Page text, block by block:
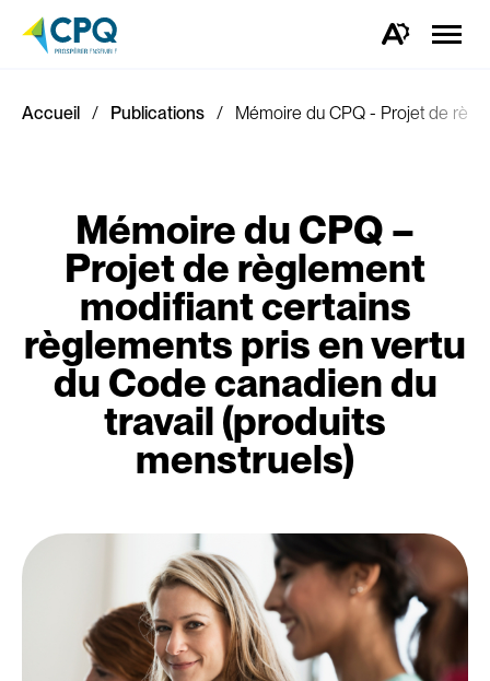
Ouvrez
d'accessibilité.
la
Accueil Publications Mémoire du CPQ - Projet de
Mémoire du CPQ –
Projet de règlement
modifiant certains
règlements pris en vertu
du Code canadien du
travail (produits
menstruels)